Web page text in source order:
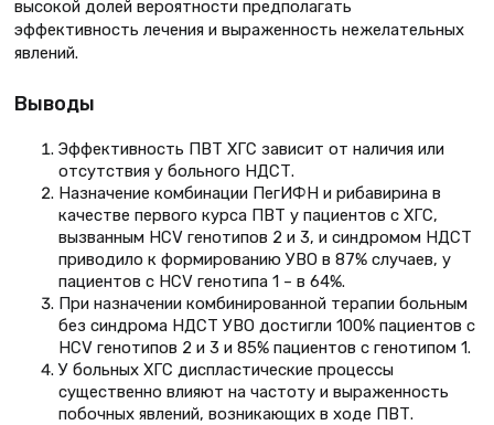
высокой долей вероятности предполагать
эффективность лечения и выраженность нежелательных
явлений.
Выводы
Эффективность ПВТ ХГС зависит от наличия или
отсутствия у больного НДСТ.
Назначение комбинации ПегИФН и рибавирина в
качестве первого курса ПВТ у пациентов с ХГС,
вызванным HCV генотипов 2 и 3, и синдромом НДСТ
приводило к формированию УВО в 87% случаев, у
пациентов с HCV генотипа 1 – в 64%.
При назначении комбинированной терапии больным
без синдрома НДСТ УВО достигли 100% пациентов с
HCV генотипов 2 и 3 и 85% пациентов с генотипом 1.
У больных ХГС диспластические процессы
существенно влияют на частоту и выраженность
побочных явлений, возникающих в ходе ПВТ.